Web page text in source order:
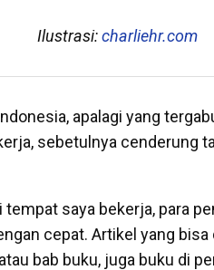
Ilustrasi:charliehr.com
apalagi yang
sebetulnya cenderung
tempat saya bekerja, para
cepat. Artikel yang
bab buku, juga buku di